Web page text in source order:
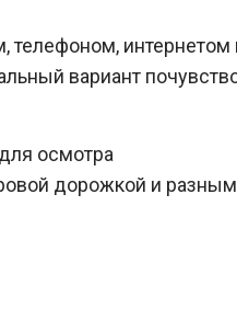
телефоном,
вариант
осмотра
дорожкой и